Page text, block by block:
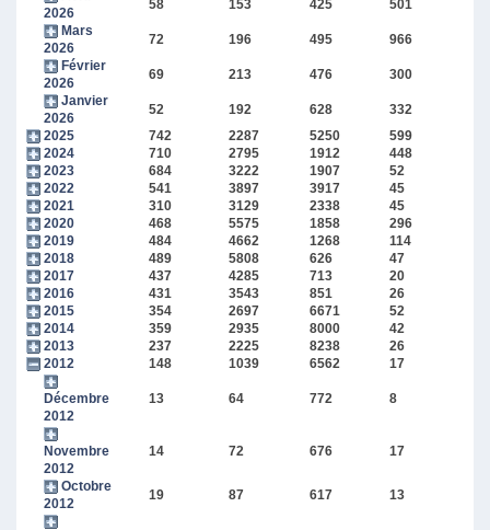
2026
58 153 425 501
Mars
2026
72 196 495 966
Février
2026
69 213 476 300
Janvier
2026
52 192 628 332
2025
742 2287 5250 599
2024
710 2795 1912 448
2023
684 3222 1907 52
2022
541 3897 3917 45
2021
310 3129 2338 45
2020
468 5575 1858 296
2019
484 4662 1268 114
2018
489 5808 626 47
2017
437 4285 713 20
2016
431 3543 851 26
2015
354 2697 6671 52
2014
359 2935 8000 42
2013
237 2225 8238 26
2012
148 1039 6562 17
Décembre
2012
13 64 772 8
Novembre
2012
14 72 676 17
Octobre
2012
19 87 617 13